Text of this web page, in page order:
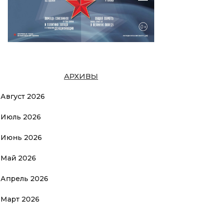
АРХИВЫ
Август 2026
Июль 2026
Июнь 2026
Май 2026
Апрель 2026
Март 2026